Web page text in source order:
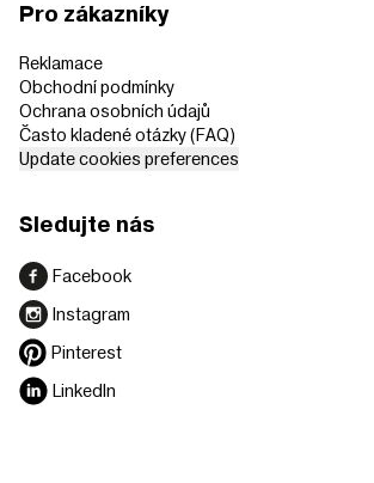
Pro zákazníky
Reklamace
Obchodní podmínky
Ochrana osobních údajů
Často kladené otázky (FAQ)
Update cookies preferences
Sledujte nás
Facebook
Instagram
Pinterest
LinkedIn